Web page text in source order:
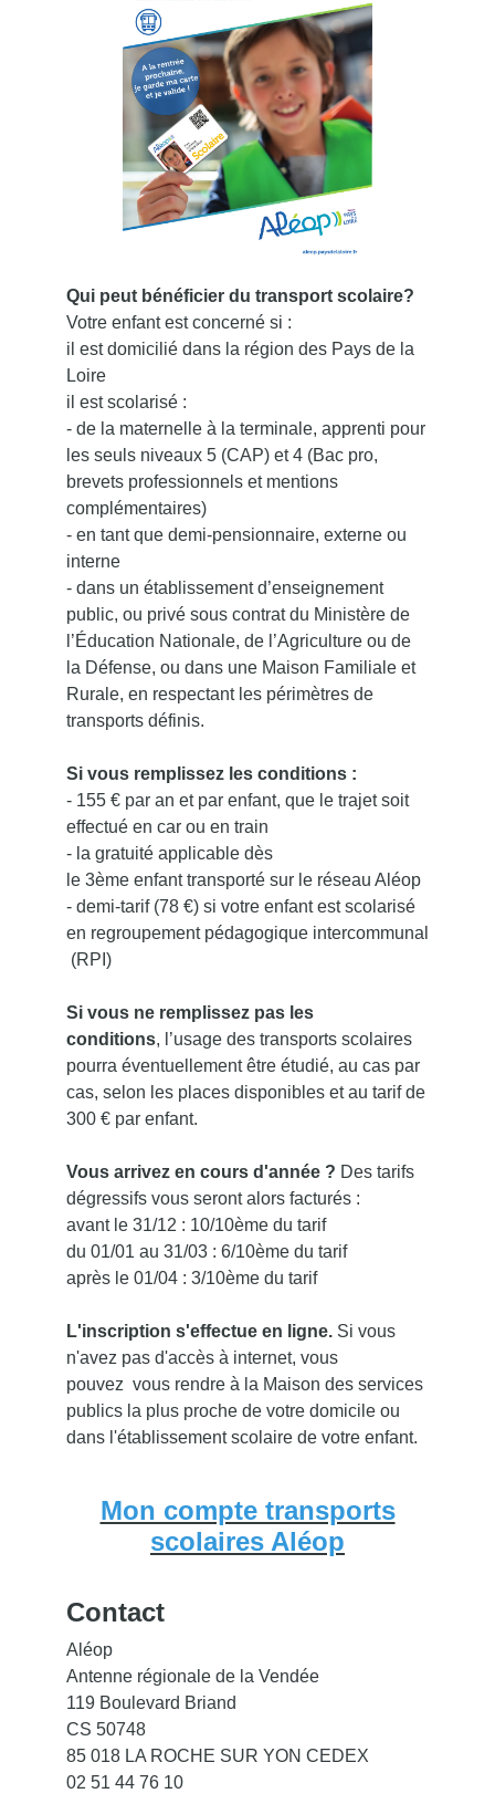
Qui peut bénéficier du transport scolaire?
Votre enfant est concerné si :
il est domicilié dans la région des Pays de la
Loire
il est scolarisé :
- de la maternelle à la terminale, apprenti pour
les seuls niveaux 5 (CAP) et 4 (Bac pro,
brevets professionnels et mentions
complémentaires)
- en tant que demi-pensionnaire, externe ou
interne
- dans un établissement d’enseignement
public, ou privé sous contrat du Ministère de
l’Éducation Nationale, de l’Agriculture ou de
la Défense, ou dans une Maison Familiale et
Rurale, en respectant les périmètres de
transports définis.
Si vous remplissez les conditions :
- 155 € par an et par enfant, que le trajet soit
effectué en car ou en train
- la gratuité applicable dès
le 3ème enfant transporté sur le réseau Aléop
- demi-tarif (78 €) si votre enfant est scolarisé
en regroupement pédagogique intercommunal
(RPI)
Si vous ne remplissez pas les
conditions, l’usage des transports scolaires
pourra éventuellement être étudié, au cas par
cas, selon les places disponibles et au tarif de
300 € par enfant.
Vous arrivez en cours d'année ? Des tarifs
dégressifs vous seront alors facturés :
avant le 31/12 : 10/10ème du tarif
du 01/01 au 31/03 : 6/10ème du tarif
après le 01/04 : 3/10ème du tarif
L'inscription s'effectue en ligne. Si vous
n'avez pas d'accès à internet, vous
pouvez vous rendre à la Maison des services
publics la plus proche de votre domicile ou
dans l'établissement scolaire de votre enfant.
Mon compte transports
scolaires Aléop
Contact
Aléop
Antenne régionale de la Vendée
119 Boulevard Briand
CS 50748
85 018 LA ROCHE SUR YON CEDEX
02 51 44 76 10